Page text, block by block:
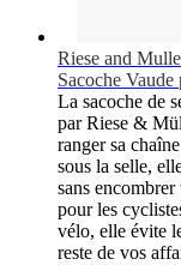
Riese and
Sacoche Vaude
La sacoche de
par Riese &
ranger sa
sous la selle,
sans
pour les
vélo, elle évite
reste de vos